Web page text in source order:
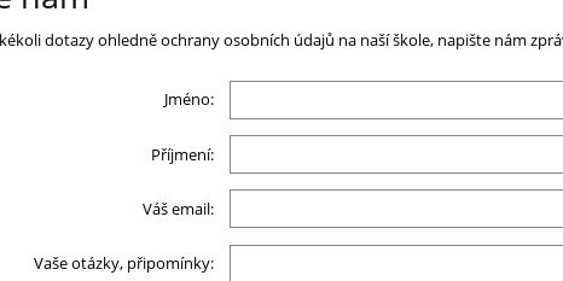
dotazy ohledně ochrany osobních údajů na naší škole, napište nám
Jméno:
Příjmení:
Váš email:
Vaše otázky, připomínky: